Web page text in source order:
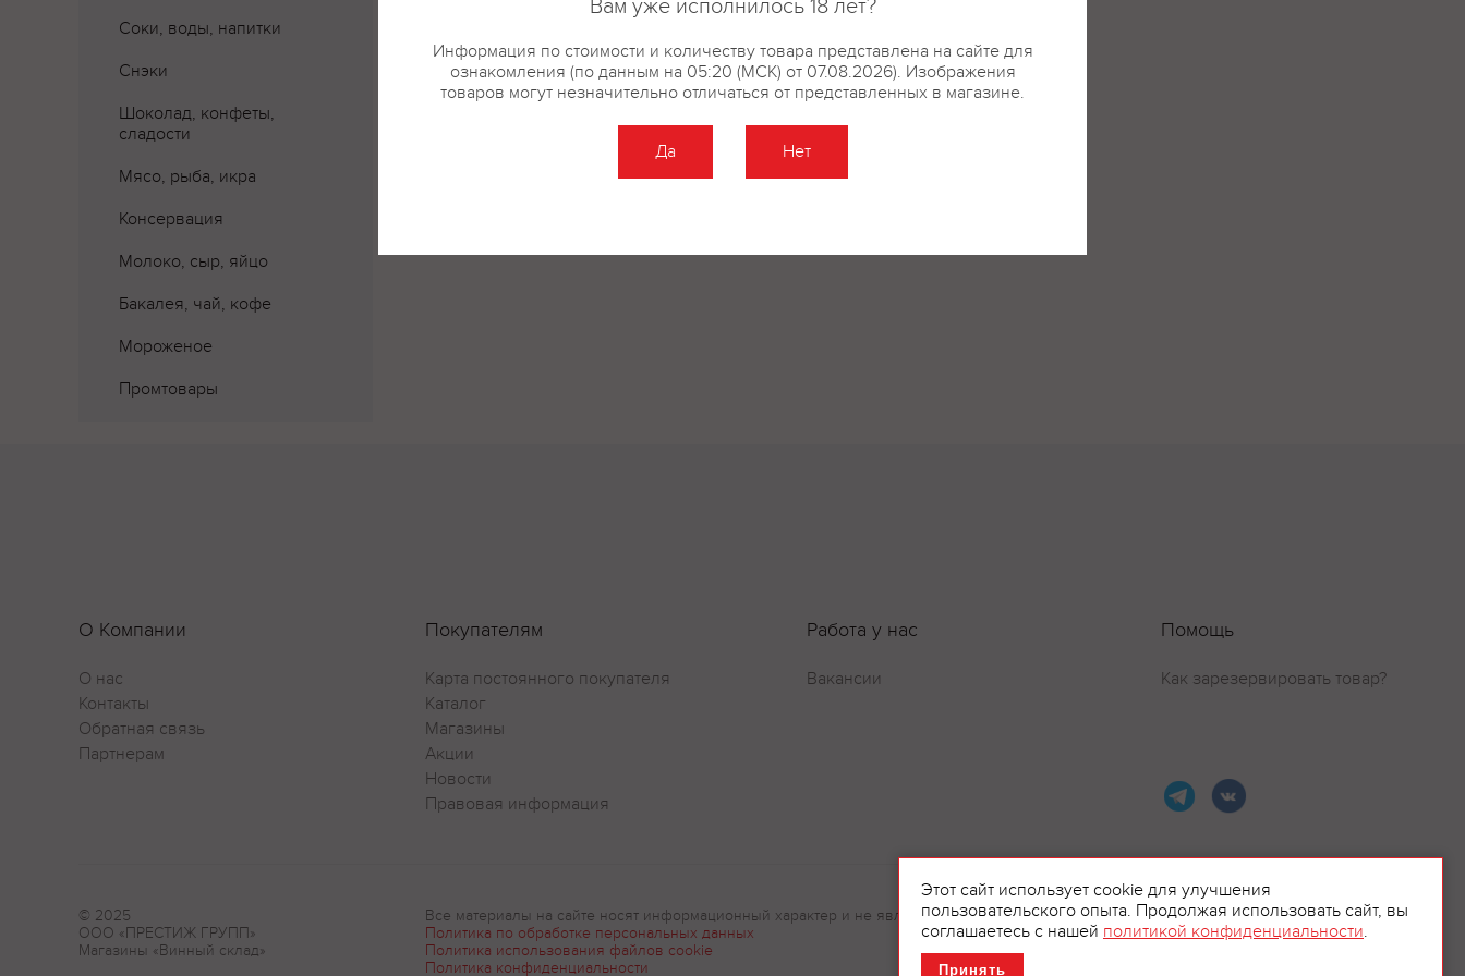
Соки, воды, напитки
Снэки
Шоколад, конфеты,
сладости
Мясо, рыба, икра
Консервация
Молоко, сыр, яйцо
Бакалея, чай, кофе
Мороженое
Промтовары
О Компании
О нас
Контакты
Обратная связь
Партнерам
Покупателям
Карта постоянного покупателя
Каталог
Магазины
Акции
Новости
Правовая информация
Работа у нас
Вакансии
Помощь
Как зарезервировать товар?
© 2025
ООО «ПРЕСТИЖ ГРУПП»
Магазины «Винный склад»
Все материалы на сайте носят информационный характер и не являются рекламой.
Политика по обработке персональных данных
Политика использования файлов cookie
Политика конфиденциальности
Этот сайт использует cookie для улучшения
пользовательского опыта. Продолжая использовать сайт, вы
соглашаетесь с нашей политикой конфиденциальности.
Принять
Вам уже исполнилось 18 лет?
Информация по стоимости и количеству товара представлена на сайте для
ознакомления (по данным на 05:20 (МСК) от 07.08.2026). Изображения
товаров могут незначительно отличаться от представленных в магазине.
Да Нет